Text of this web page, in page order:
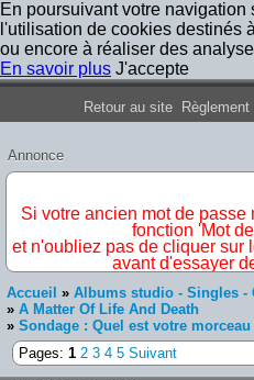
En poursuivant votre navigation
l'utilisation de cookies destinés
ou encore à réaliser des
En savoir plus J'accepte
Forum Iron
Retour au site Règlement
Annonce
Si votre ancien mot de
fonction 'Mot
et n'oubliez pas de cliquer sur
avant d'essayer
Accueil » Albums studio - Singles -
» A Matter Of Life And Death
» Sondage : Quel est votre
Pages: 1 2 3 4 5 Suivant